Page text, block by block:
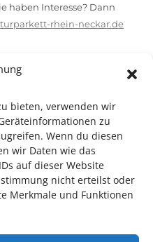
bieten, verwenden wir
zu
Wenn du diesen
wir Daten wie das
auf dieser Website
nicht erteilst oder
Merkmale und Funktionen
haben Interesse? Dann
rhein-neckar.de
DES DEUTSCHEN FILMS*